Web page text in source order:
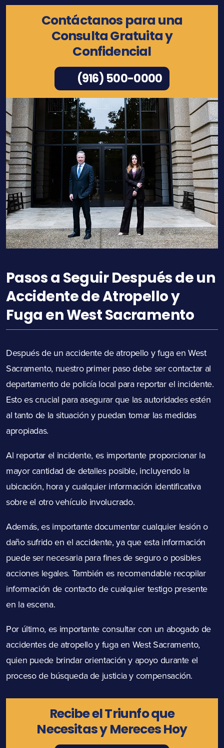
Contáctanos para una
Consulta Gratuita y
Confidencial
(916) 500-0000
Pasos a Seguir Después de un
Accidente de Atropello y
Fuga en West Sacramento
Después de un accidente de atropello y fuga en West
Sacramento, nuestro primer paso debe ser contactar al
departamento de policía local para reportar el incidente.
Esto es crucial para asegurar que las autoridades estén
al tanto de la situación y puedan tomar las medidas
apropiadas.
Al reportar el incidente, es importante proporcionar la
mayor cantidad de detalles posible, incluyendo la
ubicación, hora y cualquier información identificativa
sobre el otro vehículo involucrado.
Además, es importante documentar cualquier lesión o
daño sufrido en el accidente, ya que esta información
puede ser necesaria para fines de seguro o posibles
acciones legales. También es recomendable recopilar
información de contacto de cualquier testigo presente
en la escena.
Por último, es importante consultar con un abogado de
accidentes de atropello y fuga en West Sacramento,
quien puede brindar orientación y apoyo durante el
proceso de búsqueda de justicia y compensación.
Recibe el Triunfo que
Necesitas y Mereces Hoy